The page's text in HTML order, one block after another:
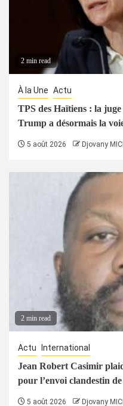
2 min read
À la Une Actu
TPS des Haïtiens : la
Trump a désormais la
5 août 2026 Djovany
2 min read
Actu International
Jean Robert Casimir
pour l’envoi clandestin
5 août 2026 Djovany